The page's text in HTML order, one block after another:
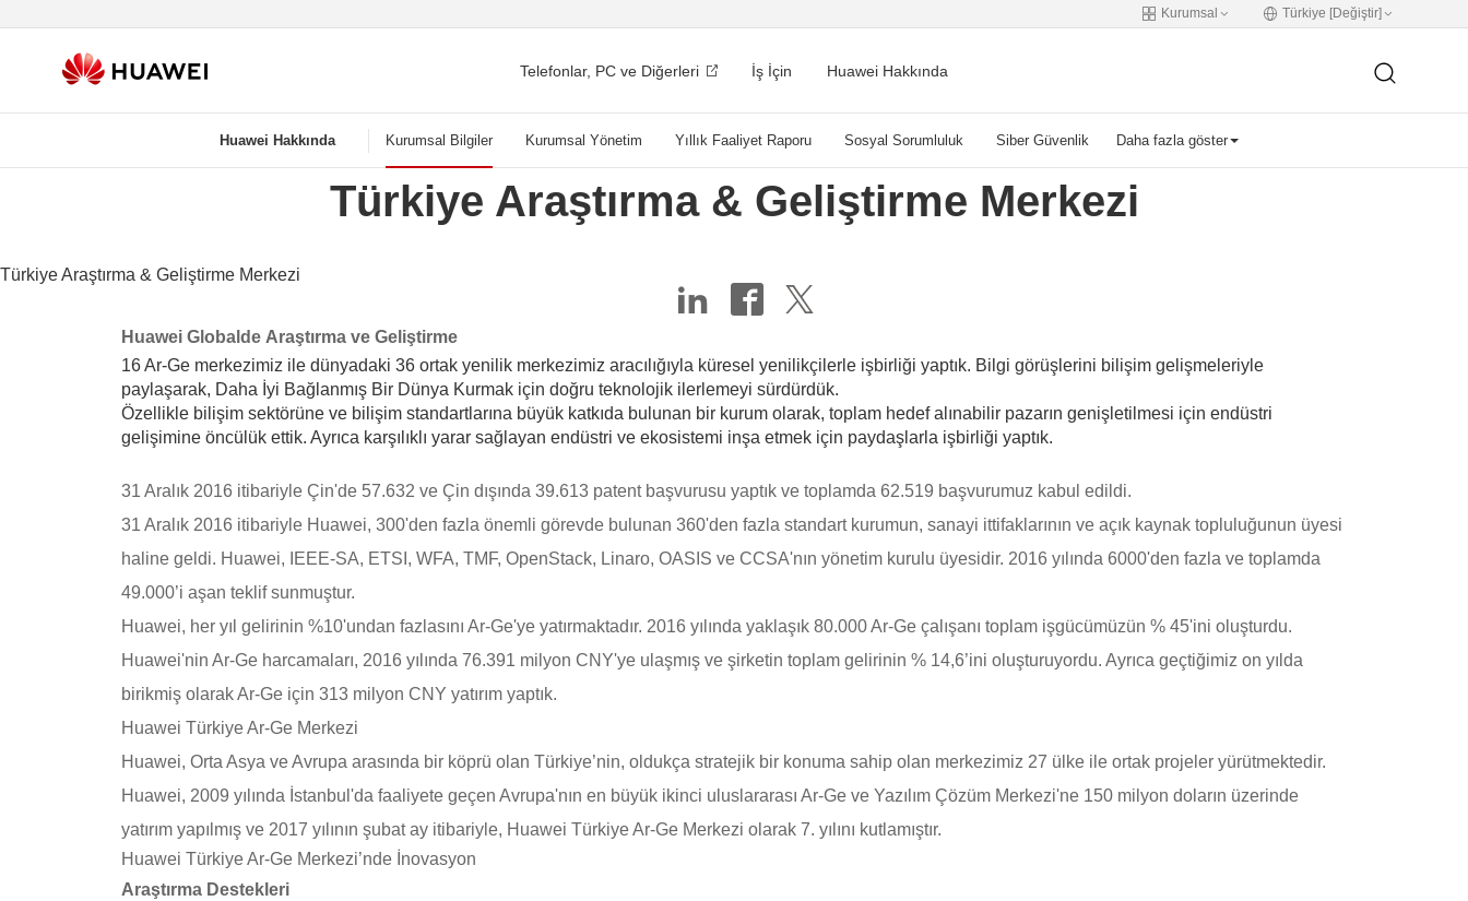
Kurumsal Türkiye [Değiştir]
Telefonlar, PC ve Diğerleri İş İçin Huawei Hakkında
Huawei Hakkında Kurumsal Bilgiler Kurumsal Yönetim Yıllık Faaliyet Raporu Sosyal Sorumluluk Siber Güvenlik Daha fazla göster
Türkiye Araştırma & Geliştirme Merkezi
Türkiye Araştırma & Geliştirme Merkezi
Huawei Globalde Araştırma ve Geliştirme
16 Ar-Ge merkezimiz ile dünyadaki 36 ortak yenilik merkezimiz aracılığıyla küresel yenilikçilerle işbirliği yaptık. Bilgi görüşlerini bilişim gelişmeleriyle
paylaşarak, Daha İyi Bağlanmış Bir Dünya Kurmak için doğru teknolojik ilerlemeyi sürdürdük.
Özellikle bilişim sektörüne ve bilişim standartlarına büyük katkıda bulunan bir kurum olarak, toplam hedef alınabilir pazarın genişletilmesi için endüstri
gelişimine öncülük ettik. Ayrıca karşılıklı yarar sağlayan endüstri ve ekosistemi inşa etmek için paydaşlarla işbirliği yaptık.
31 Aralık 2016 itibariyle Çin'de 57.632 ve Çin dışında 39.613 patent başvurusu yaptık ve toplamda 62.519 başvurumuz kabul edildi.
31 Aralık 2016 itibariyle Huawei, 300'den fazla önemli görevde bulunan 360'den fazla standart kurumun, sanayi ittifaklarının ve açık kaynak topluluğunun üyesi
haline geldi. Huawei, IEEE-SA, ETSI, WFA, TMF, OpenStack, Linaro, OASIS ve CCSA'nın yönetim kurulu üyesidir. 2016 yılında 6000'den fazla ve toplamda
49.000’i aşan teklif sunmuştur.
Huawei, her yıl gelirinin %10'undan fazlasını Ar-Ge'ye yatırmaktadır. 2016 yılında yaklaşık 80.000 Ar-Ge çalışanı toplam işgücümüzün % 45'ini oluşturdu.
Huawei'nin Ar-Ge harcamaları, 2016 yılında 76.391 milyon CNY'ye ulaşmış ve şirketin toplam gelirinin % 14,6’ini oluşturuyordu. Ayrıca geçtiğimiz on yılda
birikmiş olarak Ar-Ge için 313 milyon CNY yatırım yaptık.
Huawei Türkiye Ar-Ge Merkezi
Huawei, Orta Asya ve Avrupa arasında bir köprü olan Türkiye’nin, oldukça stratejik bir konuma sahip olan merkezimiz 27 ülke ile ortak projeler yürütmektedir.
Huawei, 2009 yılında İstanbul'da faaliyete geçen Avrupa'nın en büyük ikinci uluslararası Ar-Ge ve Yazılım Çözüm Merkezi'ne 150 milyon doların üzerinde
yatırım yapılmış ve 2017 yılının şubat ay itibariyle, Huawei Türkiye Ar-Ge Merkezi olarak 7. yılını kutlamıştır.
Huawei Türkiye Ar-Ge Merkezi’nde İnovasyon
Araştırma Destekleri